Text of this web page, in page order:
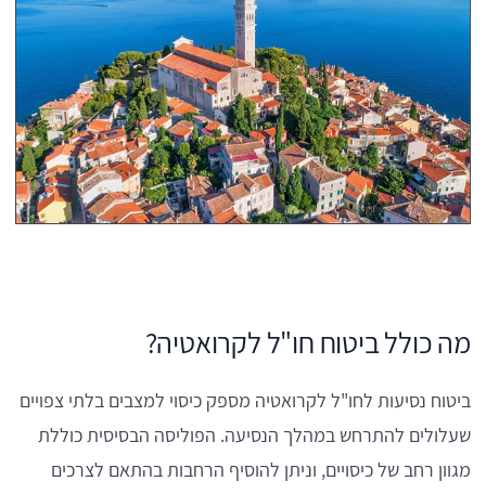
מה כולל ביטוח חו"ל לקרואטיה?
ביטוח נסיעות לחו"ל לקרואטיה מספק כיסוי למצבים בלתי צפויים
שעלולים להתרחש במהלך הנסיעה. הפוליסה הבסיסית כוללת
מגוון רחב של כיסויים, וניתן להוסיף הרחבות בהתאם לצרכים